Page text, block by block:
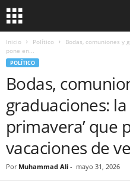
Inicio Político
Bodas, comuniones y
pone en...
POLÍTICO
Bodas,
graduaciones: la
primavera’ que
vacaciones de
Por Muhammad Ali - mayo 31, 2026